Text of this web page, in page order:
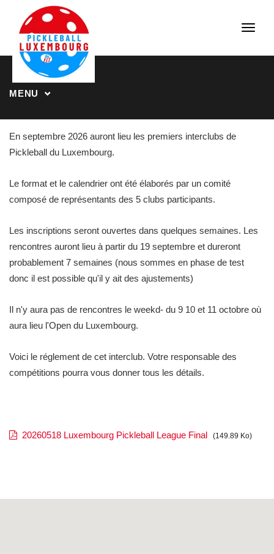
MENU
En septembre 2026 auront lieu les premiers interclubs de
Pickleball du Luxembourg.
Le format et le calendrier ont été élaborés par un comité
composé de représentants des 5 clubs participants.
Les inscriptions seront ouvertes dans quelques semaines. Les
rencontres auront lieu à partir du 19 septembre et dureront
probablement 7 semaines (nous sommes en phase de test
donc il est possible qu'il y ait des ajustements)
Il n'y aura pas de rencontres le weekd- du 9 10 et 11 octobre où
aura lieu l'Open du Luxembourg.
Voici le réglement de cet interclub. Votre responsable des
compétitions pourra vous donner tous les détails.
20260518 Luxembourg Pickleball League Final (149.89 Ko)